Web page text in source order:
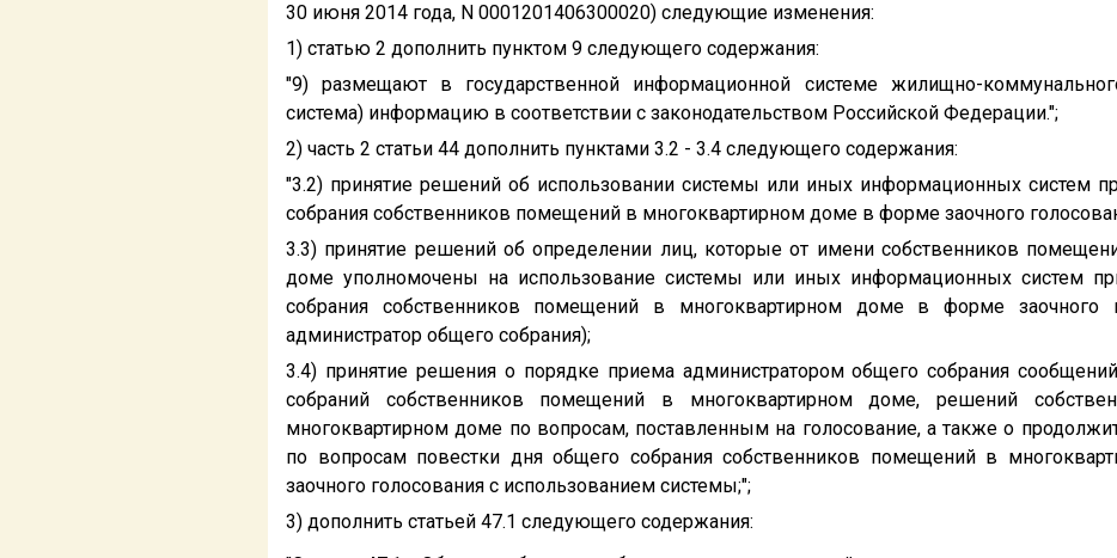
30 июня 2014 года, N 0001201406300020) следующие изменения:
1) статью 2 дополнить пунктом 9 следующего содержания:
"9) размещают в государственной информационной системе жилищно-
система) информацию в соответствии с законодательством Российской Федерации.";
2) часть 2 статьи 44 дополнить пунктами 3.2 - 3.4 следующего содержания:
"3.2) принятие решений об использовании системы или иных информационных систем
собрания собственников помещений в многоквартирном доме в форме заочного
3.3) принятие решений об определении лиц, которые от имени собственников
доме уполномочены на использование системы или иных информационных систем
собрания собственников помещений в многоквартирном доме в форме заочного
администратор общего собрания);
3.4) принятие решения о порядке приема администратором общего собрания
собраний собственников помещений в многоквартирном доме, решений
многоквартирном доме по вопросам, поставленным на голосование, а также о
по вопросам повестки дня общего собрания собственников помещений в
заочного голосования с использованием системы;";
3) дополнить статьей 47.1 следующего содержания: